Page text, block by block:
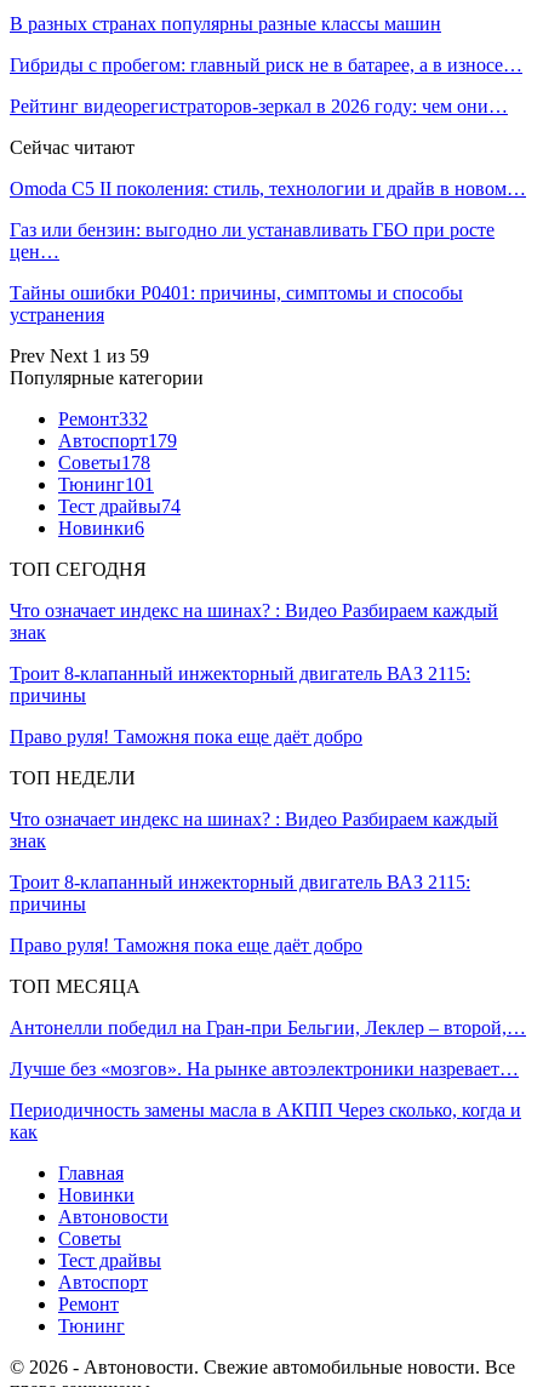
В разных странах популярны разные классы машин
Гибриды с пробегом: главный риск не в батарее, а в износе…
Рейтинг видеорегистраторов-зеркал в 2026 году: чем они…
Сейчас читают
Omoda C5 II поколения: стиль, технологии и драйв в новом…
Газ или бензин: выгодно ли устанавливать ГБО при росте
цен…
Тайны ошибки P0401: причины, симптомы и способы
устранения
Prev Next 1 из 59
Популярные категории
Ремонт332
Автоспорт179
Советы178
Тюнинг101
Тест драйвы74
Новинки6
ТОП СЕГОДНЯ
Что означает индекс на шинах? : Видео Разбираем каждый
знак
Троит 8-клапанный инжекторный двигатель ВАЗ 2115:
причины
Право руля! Таможня пока еще даёт добро
ТОП НЕДЕЛИ
Что означает индекс на шинах? : Видео Разбираем каждый
знак
Троит 8-клапанный инжекторный двигатель ВАЗ 2115:
причины
Право руля! Таможня пока еще даёт добро
ТОП МЕСЯЦА
Антонелли победил на Гран‑при Бельгии, Леклер – второй,…
Лучше без «мозгов». На рынке автоэлектроники назревает…
Периодичность замены масла в АКПП Через сколько, когда и
как
Главная
Новинки
Автоновости
Советы
Тест драйвы
Автоспорт
Ремонт
Тюнинг
© 2026 - Автоновости. Свежие автомобильные новости. Все